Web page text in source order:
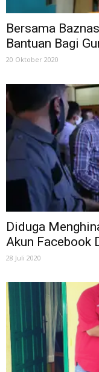
Bersama
Bantuan Bagi
20 Oktober 2020
Diduga
Akun Facebook
28 Juli 2020